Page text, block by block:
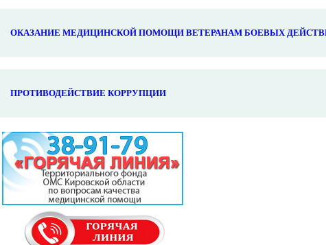
ОКАЗАНИЕ МЕДИЦИНСКОЙ ПОМОЩИ ВЕТЕРАНАМ БОЕВЫХ
ПРОТИВОДЕЙСТВИЕ КОРРУПЦИИ